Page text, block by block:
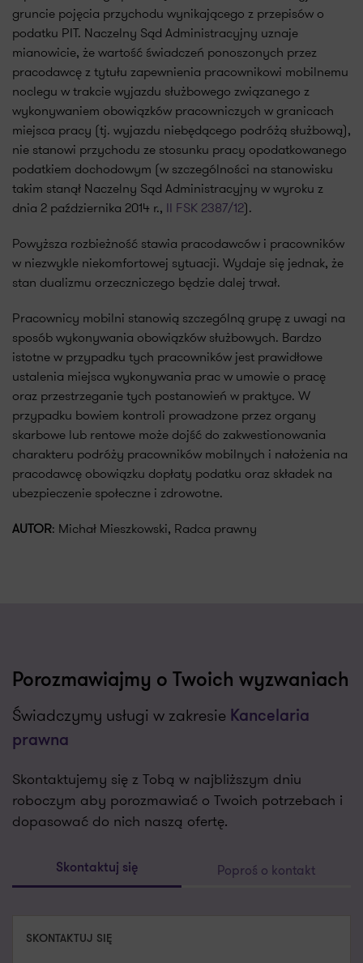
gruncie pojęcia przychodu wynikającego z przepisów o
podatku PIT. Naczelny Sąd Administracyjny uznaje
mianowicie, że wartość świadczeń ponoszonych przez
pracodawcę z tytułu zapewnienia pracownikowi mobilnemu
noclegu w trakcie wyjazdu służbowego związanego z
wykonywaniem obowiązków pracowniczych w granicach
miejsca pracy (tj. wyjazdu niebędącego podróżą służbową),
nie stanowi przychodu ze stosunku pracy opodatkowanego
podatkiem dochodowym (w szczególności na stanowisku
takim stanął Naczelny Sąd Administracyjny w wyroku z
dnia 2 października 2014 r., II FSK 2387/12).
Powyższa rozbieżność stawia pracodawców i pracowników
w niezwykle niekomfortowej sytuacji. Wydaje się jednak, że
stan dualizmu orzeczniczego będzie dalej trwał.
Pracownicy mobilni stanowią szczególną grupę z uwagi na
sposób wykonywania obowiązków służbowych. Bardzo
istotne w przypadku tych pracowników jest prawidłowe
ustalenia miejsca wykonywania prac w umowie o pracę
oraz przestrzeganie tych postanowień w praktyce. W
przypadku bowiem kontroli prowadzone przez organy
skarbowe lub rentowe może dojść do zakwestionowania
charakteru podróży pracowników mobilnych i nałożenia na
pracodawcę obowiązku dopłaty podatku oraz składek na
ubezpieczenie społeczne i zdrowotne.
AUTOR: Michał Mieszkowski, Radca prawny
Porozmawiajmy o Twoich wyzwaniach
Świadczymy usługi w zakresie Kancelaria
prawna
Skontaktujemy się z Tobą w najbliższym dniu
roboczym aby porozmawiać o Twoich potrzebach i
dopasować do nich naszą ofertę.
Skontaktuj się Poproś o kontakt
SKONTAKTUJ SIĘ